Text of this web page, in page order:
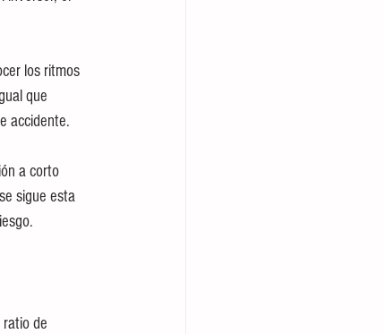
los ritmos
que
accidente.
a corto
sigue esta
de